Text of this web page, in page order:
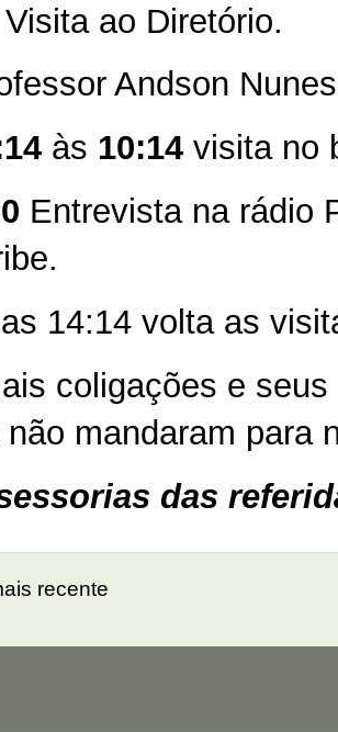
Visita ao Diretório.
Andson
às 10:14 visita no
Entrevista na rádio
14:14 volta as
coligações e
não mandaram para
das
recente